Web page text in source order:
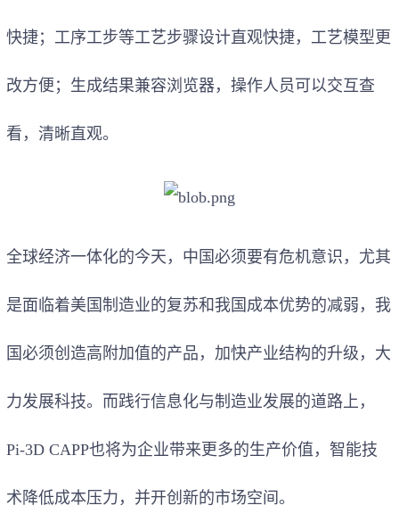
快捷；工序工步等工艺步骤设计直观快捷，工艺模型更
改方便；生成结果兼容浏览器，操作人员可以交互查
看，清晰直观。
全球经济一体化的今天，中国必须要有危机意识，尤其
是面临着美国制造业的复苏和我国成本优势的减弱，我
国必须创造高附加值的产品，加快产业结构的升级，大
力发展科技。而践行信息化与制造业发展的道路上，
Pi-3D CAPP也将为企业带来更多的生产价值，智能技
术降低成本压力，并开创新的市场空间。